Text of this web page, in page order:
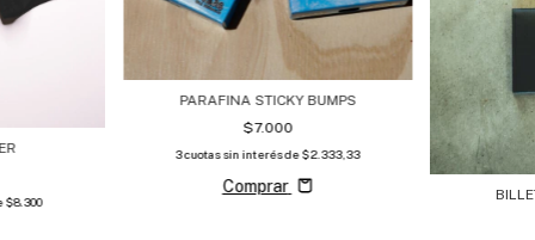
$8.300
PARAFINA STICKY BUMPS
$7.000
3cuotas sin interés de$2.333,33
Comprar